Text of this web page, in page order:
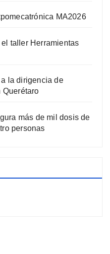
MA2026
taller Herramientas
la dirigencia de
Querétaro
más de mil dosis de
personas